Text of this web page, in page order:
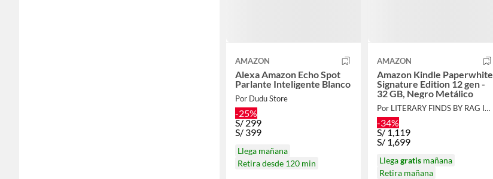
AMAZON
Alexa Amazon Echo Spot
Parlante Inteligente Blanco
Por Dudu Store
-25%
S/ 299
S/ 399
Llega mañana
Retira desde 120 min
AMAZON
Amazon Kindle Paperwhite
Signature Edition 12 gen -
32 GB, Negro Metálico
Por LITERARY FINDS BY RAG IMPORT
-34%
S/ 1,119
S/ 1,699
Llegagratismañana
Retira mañana